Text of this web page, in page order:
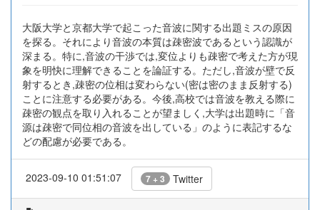
大阪大学と京都大学で起こった音波に関する出題ミスの原因
を探る。それにより音波の本質は疎密波であるという認識が
深まる。特に,音波の干渉では,変位よりも疎密で考えた方が現
象を明快に理解できることを論証する。ただし,音波が壁で反
射するとき,疎密の位相は変わらない(密は密のまま反射する)
ことに注意する必要がある。今後,高校では音波を教える際に
疎密の観点を取り入れることが望ましく,大学は出題時に「音
源は疎密で同位相の音波を出している」のように表記するな
どの配慮が必要である。
2023-09-10 01:51:07 7 + 3 Twitter